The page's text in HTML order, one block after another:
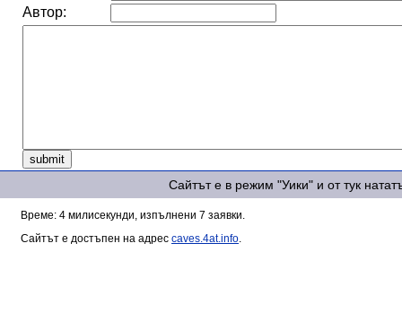
Автор:
Сайтът е в режим "Уики" и от тук
Време: 4 милисекунди, изпълнени 7 заявки.
Сайтът е достъпен на адрес caves.4at.info.